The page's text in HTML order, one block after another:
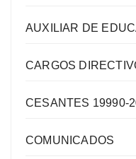
AUXILIAR DE
CARGOS
CESANTES 19990-
COMUNICADOS